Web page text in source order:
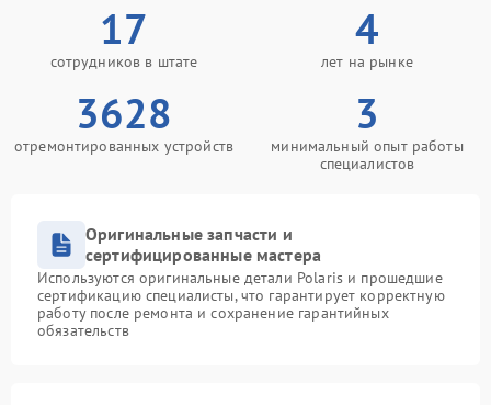
17
сотрудников в штате
4
лет на рынке
3628
отремонтированных устройств
3
минимальный опыт работы
специалистов
Оригинальные запчасти и
сертифицированные мастера
Используются оригинальные детали Polaris и прошедшие
сертификацию специалисты, что гарантирует корректную
работу после ремонта и сохранение гарантийных
обязательств